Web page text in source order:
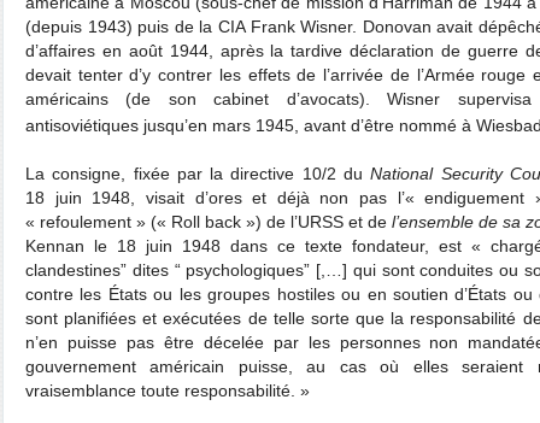
(depuis 1943) puis de la CIA Frank Wisner. Donovan avait
d’affaires en août 1944, après la tardive déclaration de guerre
devait tenter d’y contrer les effets de l’arrivée de l’Armée
américains (de son cabinet d’avocats). Wisner
antisoviétiques jusqu’en mars 1945, avant d’être nommé à
La consigne, fixée par la directive 10/2 duNational Security
18 juin 1948, visait d’ores et déjà non pas l’«
« refoulement » (« Roll back ») de l’URSS et de l’ensemble de sa
Kennan le 18 juin 1948 dans ce texte fondateur, est «
clandestines” dites “ psychologiques” [,…] qui sont conduites ou
contre les États ou les groupes hostiles ou en soutien d’États
sont planifiées et exécutées de telle sorte que la responsabilité
n’en puisse pas être décelée par les personnes non
gouvernement américain puisse, au cas où elles seraient
vraisemblance toute responsabilité. »